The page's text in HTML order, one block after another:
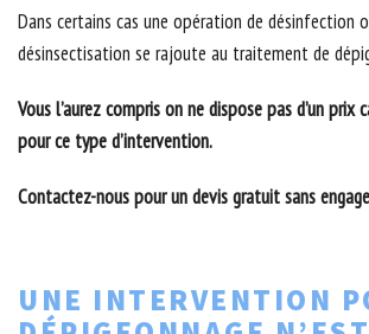
Dans certains cas une opération de désinfection
désinsectisation se rajoute au traitement de
Vous l’aurez compris on ne dispose pas d’un prix
pour ce type d’intervention.
Contactez-nous pour un devis gratuit sans
UNE INTERVENTION